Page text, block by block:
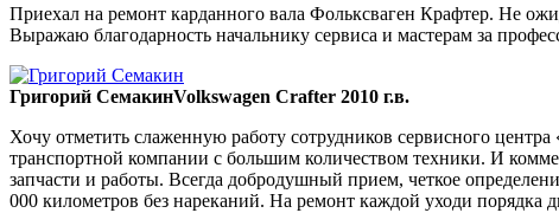
Приехал на ремонт карданного вала Фольксваген Крафтер. Не
Выражаю благодарность начальнику сервиса и мастерам за
Григорий СемакинVolkswagen Crafter 2010 г.в.
Хочу отметить слаженную работу сотрудников сервисного
транспортной компании с большим количеством техники. И
запчасти и работы. Всегда добродушный прием, четкое
000 километров без нареканий. На ремонт каждой уходи порядка